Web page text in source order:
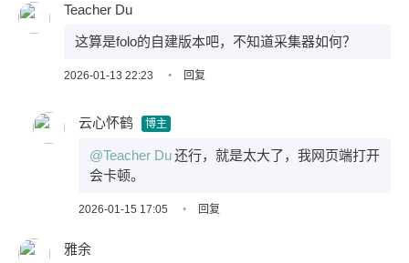
Teacher Du
这算是folo的自建版本吧，不知道采集器如何？
2026-01-13 22:23 • 回复
云心怀鹤 博主
@Teacher Du还行，就是太大了，我网页端打开
会卡顿。
2026-01-15 17:05 • 回复
雅余